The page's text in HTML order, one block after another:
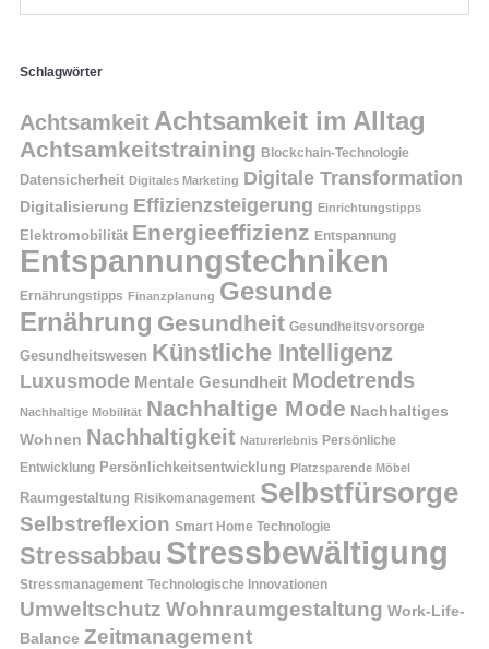
Schlagwörter
Achtsamkeit Achtsamkeit im Alltag
Achtsamkeitstraining Blockchain-Technologie
Datensicherheit Digitales Marketing Digitale Transformation
Digitalisierung Effizienzsteigerung Einrichtungstipps
Elektromobilität Energieeffizienz Entspannung
Entspannungstechniken
Ernährungstipps Finanzplanung Gesunde
Ernährung Gesundheit Gesundheitsvorsorge
Gesundheitswesen Künstliche Intelligenz
Luxusmode Mentale Gesundheit Modetrends
Nachhaltige Mobilität Nachhaltige Mode Nachhaltiges
Wohnen Nachhaltigkeit Naturerlebnis Persönliche
Entwicklung Persönlichkeitsentwicklung Platzsparende Möbel
Raumgestaltung Risikomanagement Selbstfürsorge
Selbstreflexion Smart Home Technologie
Stressabbau Stressbewältigung
Stressmanagement Technologische Innovationen
Umweltschutz Wohnraumgestaltung Work-Life-
Balance Zeitmanagement